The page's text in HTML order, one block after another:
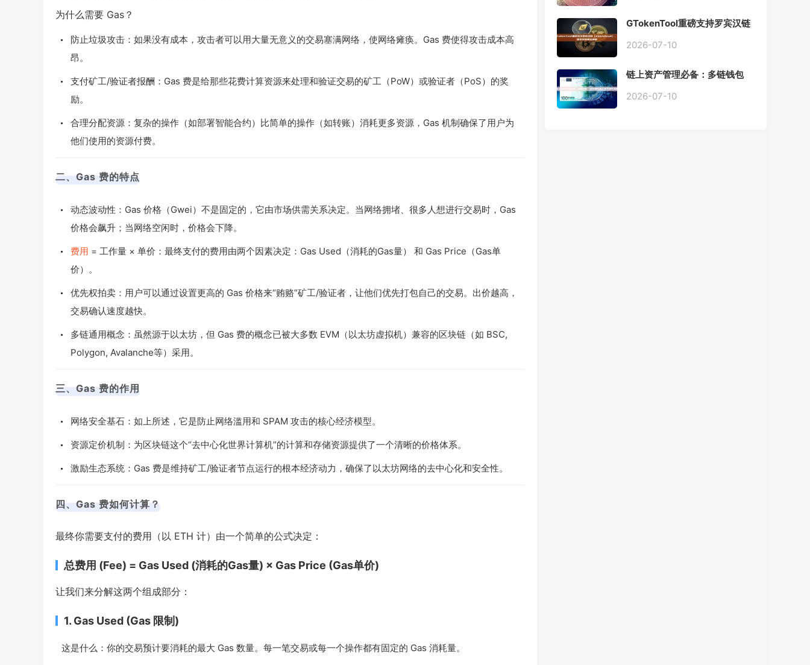
为什么需要 Gas？
防止垃圾攻击：如果没有成本，攻击者可以用大量无意义的交易塞满网络，使网络瘫痪。Gas 费使得攻击成本高
昂。
支付矿工/验证者报酬：Gas 费是给那些花费计算资源来处理和验证交易的矿工（PoW）或验证者（PoS）的奖
励。
合理分配资源：复杂的操作（如部署智能合约）比简单的操作（如转账）消耗更多资源，Gas 机制确保了用户为
他们使用的资源付费。
二、Gas 费的特点
动态波动性：Gas 价格（Gwei）不是固定的，它由市场供需关系决定。当网络拥堵、很多人想进行交易时，Gas
价格会飙升；当网络空闲时，价格会下降。
费用 = 工作量 × 单价：最终支付的费用由两个因素决定：Gas Used（消耗的Gas量） 和 Gas Price（Gas单
价）。
优先权拍卖：用户可以通过设置更高的 Gas 价格来“贿赂”矿工/验证者，让他们优先打包自己的交易。出价越高，
交易确认速度越快。
多链通用概念：虽然源于以太坊，但 Gas 费的概念已被大多数 EVM（以太坊虚拟机）兼容的区块链（如 BSC,
Polygon, Avalanche等）采用。
三、Gas 费的作用
网络安全基石：如上所述，它是防止网络滥用和 SPAM 攻击的核心经济模型。
资源定价机制：为区块链这个“去中心化世界计算机”的计算和存储资源提供了一个清晰的价格体系。
激励生态系统：Gas 费是维持矿工/验证者节点运行的根本经济动力，确保了以太坊网络的去中心化和安全性。
四、Gas 费如何计算？
最终你需要支付的费用（以 ETH 计）由一个简单的公式决定：
总费用 (Fee) = Gas Used (消耗的Gas量) × Gas Price (Gas单价)
让我们来分解这两个组成部分：
1. Gas Used (Gas 限制)
这是什么：你的交易预计要消耗的最大 Gas 数量。每一笔交易或每一个操作都有固定的 Gas 消耗量。
GTokenTool重磅支持罗宾汉链
程全解析
2026-07-10
链上资产管理必备：多链钱包
2026-07-10